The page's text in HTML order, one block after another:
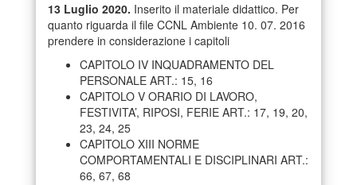
13 Luglio 2020. Inserito il materiale didattico. Per
quanto riguarda il file CCNL Ambiente 10. 07. 2016
prendere in considerazione i capitoli
CAPITOLO IV INQUADRAMENTO DEL
PERSONALE ART.: 15, 16
CAPITOLO V ORARIO DI LAVORO,
FESTIVITA’, RIPOSI, FERIE ART.: 17, 19, 20,
23, 24, 25
CAPITOLO XIII NORME
COMPORTAMENTALI E DISCIPLINARI ART.:
66, 67, 68